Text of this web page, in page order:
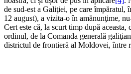
de sud-est a Galiţiei, pe care împăratul,
12 august), a vizita-o în amănunţime,
Cert este că, la scurt timp după
ordinul, de la Comanda generală
districtul de frontieră al Moldovei, între